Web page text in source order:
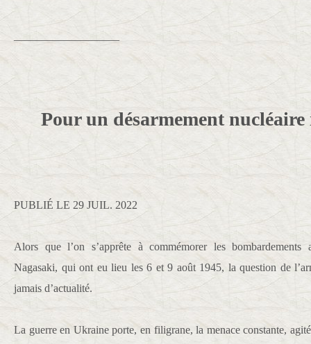
Pour un désarmement
PUBLIÉ LE 29 JUIL. 2022
Alors que l’on s’apprête à commémorer les bombardements
Nagasaki, qui ont eu lieu les 6 et 9 août 1945, la question de
jamais d’actualité.
La guerre en Ukraine porte, en filigrane, la menace constante,